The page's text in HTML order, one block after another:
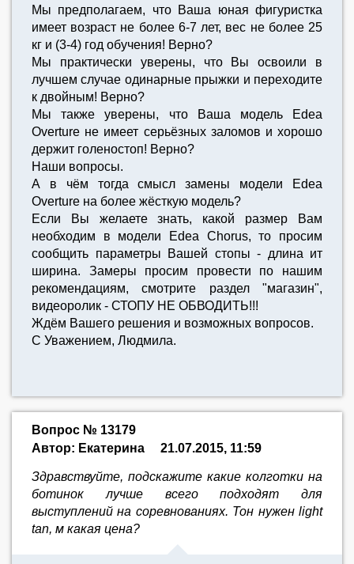
Мы предполагаем, что Ваша юная фигуристка
имеет возраст не более 6-7 лет, вес не более 25
кг и (3-4) год обучения! Верно?
Мы практически уверены, что Вы освоили в
лучшем случае одинарные прыжки и переходите
к двойным! Верно?
Мы также уверены, что Ваша модель Edea
Overture не имеет серьёзных заломов и хорошо
держит голеностоп! Верно?
Наши вопросы.
А в чём тогда смысл замены модели Edea
Overture на более жёсткую модель?
Если Вы желаете знать, какой размер Вам
необходим в модели Edea Chorus, то просим
сообщить параметры Вашей стопы - длина ит
ширина. Замеры просим провести по нашим
рекомендациям, смотрите раздел "магазин",
видеоролик - СТОПУ НЕ ОБВОДИТЬ!!!
Ждём Вашего решения и возможных вопросов.
С Уважением, Людмила.
Вопрос № 13179
Автор: Екатерина
21.07.2015, 11:59
Здравствуйте, подскажите какие колготки на
ботинок лучше всего подходят для
выступлений на соревнованиях. Тон нужен light
tan, м какая цена?